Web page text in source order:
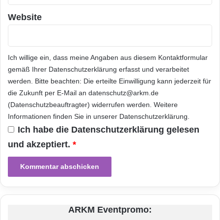
Nachteile eines
Glasfaseranschlusses
Nachdem wir uns bereits mit den Vorteilen
eines Glasfaseranschlusses
auseinandergesetzt haben, möchten wir nun
auch die möglichen Nachteile nicht außer Acht
lassen.
Zunächst einmal ist ein Glasfaseranschluss in
Kabelanschlüsse. Auch sind nicht alle
Regionen bereits mit einem Glasfasernetz
z
e
n
Website
Ich willige ein, dass meine Angaben aus diesem Kontaktformular
gemäß Ihrer Datenschutzerklärung erfasst und verarbeitet
werden. Bitte beachten: Die erteilte Einwilligung kann jederzeit für
die Zukunft per E-Mail an datenschutz@arkm.de
(Datenschutzbeauftragter) widerrufen werden. Weitere
Informationen finden Sie in unserer Datenschutzerklärung
Ich habe die Datenschutzerklärung gelesen
und akzeptiert. *
ARKM Eventpromo: